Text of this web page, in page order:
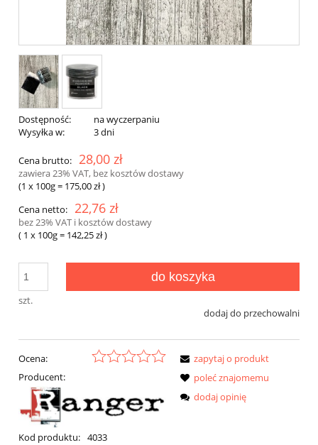
Dostępność:
na wyczerpaniu
Wysyłka w:
3 dni
Cena brutto: 28,00 zł
zawiera 23% VAT, bez kosztów dostawy
(1 x 100g= 175,00 zł)
Cena netto: 22,76 zł
bez 23% VAT i kosztów dostawy
( 1 x 100g= 142,25 zł)
szt.
do koszyka
dodaj do przechowalni
Ocena:
Producent:
Kod produktu: 4033
zapytaj o produkt
poleć znajomemu
dodaj opinię